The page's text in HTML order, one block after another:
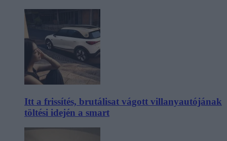
Itt a frissítés, brutálisat vágott villanyautójának
töltési idején a smart